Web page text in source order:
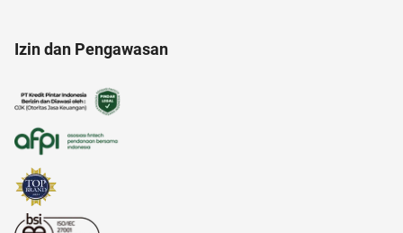
aksesoris
Izin dan Pengawasan